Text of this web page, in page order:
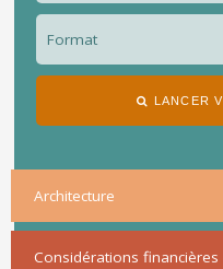
LANCER
Architecture
Considérations financières